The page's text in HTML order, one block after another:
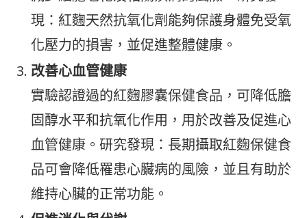
現：紅麴天然抗氧化劑能夠保護身體免受氧
化壓力的損害，並促進整體健康。
改善心血管健康
實驗認證過的紅麴膠囊保健食品，可降低膽
固醇水平和抗氧化作用，用於改善及促進心
血管健康。研究發現：長期攝取紅麴保健食
品可會降低罹患心臟病的風險，並且有助於
維持心臟的正常功能。